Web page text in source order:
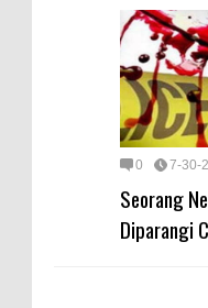
0 7-30-
Seorang
Diparangi